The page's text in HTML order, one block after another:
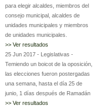
para elegir alcaldes, miembros del
consejo municipal, alcaldes de
unidades municipales y miembros
de unidades municipales.
>> Ver resultados
25 Jun 2017 - Legislativas -
Temiendo un boicot de la oposición,
las elecciones fueron postergadas
una semana, hasta el día 25 de
junio, 1 días después de Ramadán
>> Ver resultados